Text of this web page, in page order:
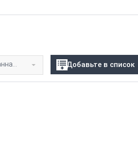
Прессованная кипа 40-500 кг Добавьте в список